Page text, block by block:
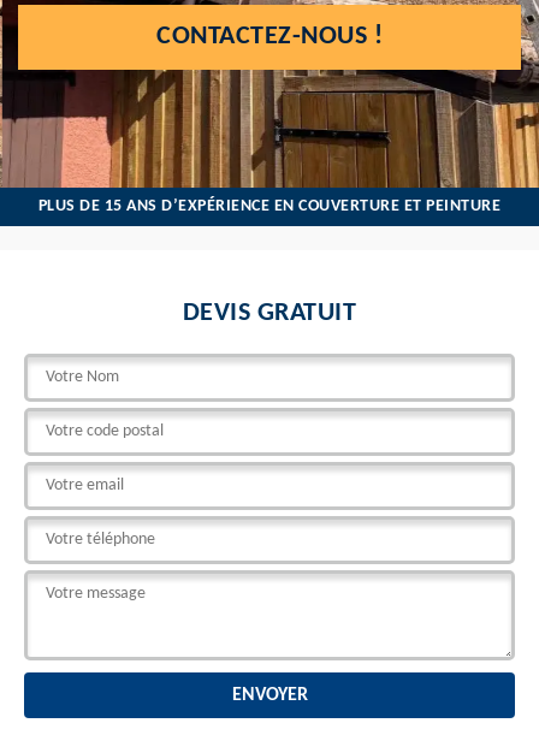
CONTACTEZ-NOUS !
PLUS DE 15 ANS D’EXPÉRIENCE EN COUVERTURE ET PEINTURE
DEVIS GRATUIT